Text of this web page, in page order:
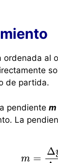
ordenada al
de partida.
pendiente m
La
m =
Δ
m =Δ yΔx